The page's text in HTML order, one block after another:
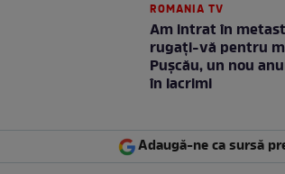
ROMANIA TV
Am intrat în
rugaţi-vă pentru
Puşcău, un nou
în lacrimi
Adaugă-ne ca sursă